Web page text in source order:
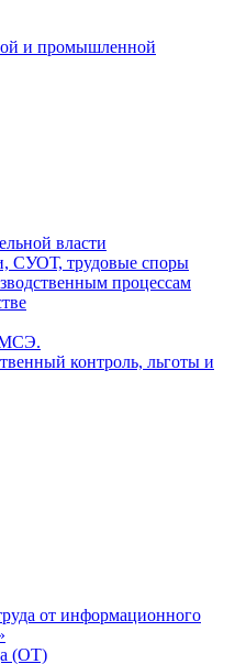
и промышленной
власти
СУОТ, трудовые споры
процессам
МСЭ.
контроль, льготы и
от информационного
(ОТ)